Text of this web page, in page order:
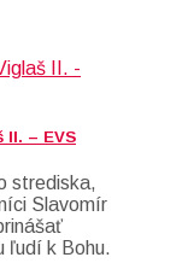
II. – EVS
strediska,
Slavomír
ľudí k Bohu.